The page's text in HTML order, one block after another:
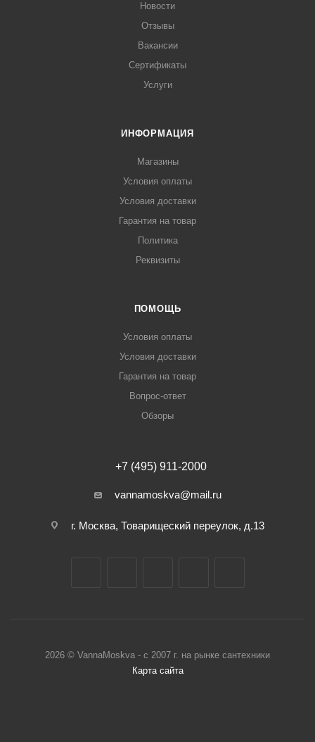
Новости
Отзывы
Вакансии
Сертификаты
Услуги
ИНФОРМАЦИЯ
Магазины
Условия оплаты
Условия доставки
Гарантия на товар
Политика
Реквизиты
ПОМОЩЬ
Условия оплаты
Условия доставки
Гарантия на товар
Вопрос-ответ
Обзоры
+7 (495) 911-2000
vannamoskva@mail.ru
г. Москва, Товарищеский переулок, д.13
2026 © VannaMoskva - с 2007 г. на рынке сантехники
Карта сайта